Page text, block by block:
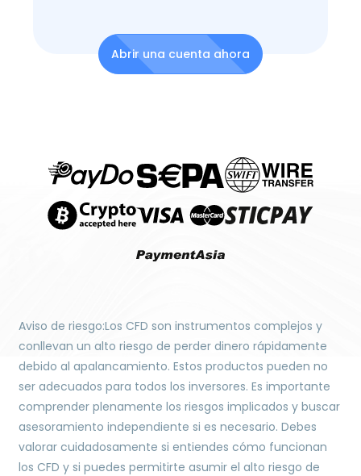
Abrir una cuenta ahora
Aviso de riesgo:Los CFD son instrumentos complejos y
conllevan un alto riesgo de perder dinero rápidamente
debido al apalancamiento. Estos productos pueden no
ser adecuados para todos los inversores. Es importante
comprender plenamente los riesgos implicados y buscar
asesoramiento independiente si es necesario. Debes
valorar cuidadosamente si entiendes cómo funcionan
los CFD y si puedes permitirte asumir el alto riesgo de